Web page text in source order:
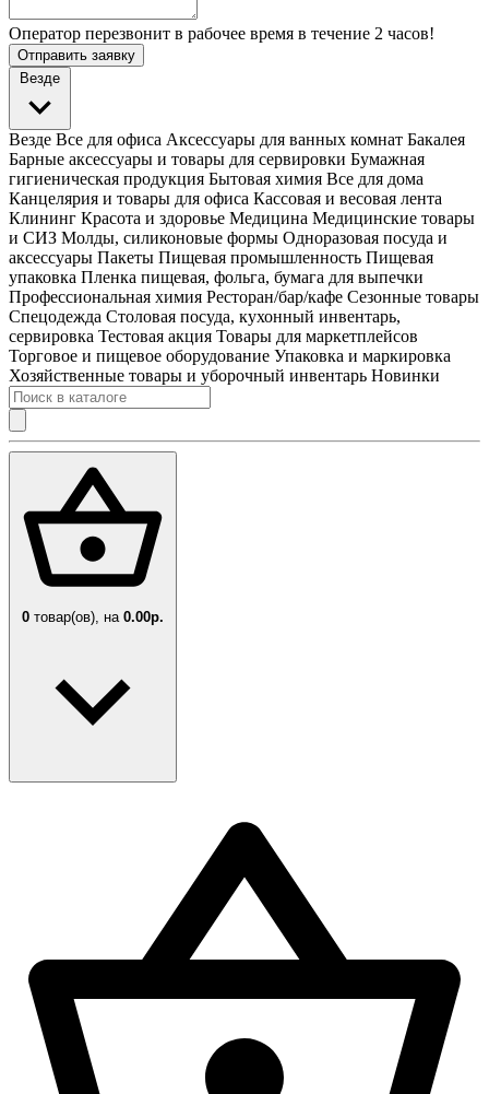
Оператор перезвонит в рабочее время в течение 2 часов!
Отправить заявку
Везде
Везде Все для офиса Аксессуары для ванных комнат Бакалея
Барные аксессуары и товары для сервировки Бумажная
гигиеническая продукция Бытовая химия Все для дома
Канцелярия и товары для офиса Кассовая и весовая лента
Клининг Красота и здоровье Медицина Медицинские товары
и СИЗ Молды, силиконовые формы Одноразовая посуда и
аксессуары Пакеты Пищевая промышленность Пищевая
упаковка Пленка пищевая, фольга, бумага для выпечки
Профессиональная химия Ресторан/бар/кафе Сезонные товары
Спецодежда Столовая посуда, кухонный инвентарь,
сервировка Тестовая акция Товары для маркетплейсов
Торговое и пищевое оборудование Упаковка и маркировка
Хозяйственные товары и уборочный инвентарь Новинки
0 товар(ов), на 0.00р.